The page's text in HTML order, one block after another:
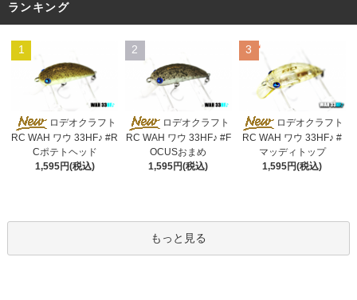
ランキング
1
ロデオクラフト
RC WAH ワウ 33HF♪ #R
Cポテトヘッド
1,595円(税込)
2
ロデオクラフト
RC WAH ワウ 33HF♪ #F
OCUSおまめ
1,595円(税込)
3
ロデオクラフト
RC WAH ワウ 33HF♪ #
マッディトップ
1,595円(税込)
もっと見る